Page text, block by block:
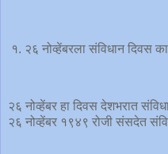
१. २६ नोव्हेंबरला संविधान दिवस
२६ नोव्हेंबर हा दिवस देशभरात
२६ नोव्हेंबर १९४९ रोजी संसदेत